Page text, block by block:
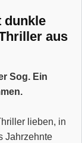
dunkle
aus
Sog. Ein
lieben, in
Jahrzehnte